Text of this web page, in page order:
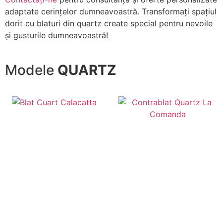
adaptate cerințelor dumneavoastră. Transformați spațiul
dorit cu blaturi din quartz create special pentru nevoile
și gusturile dumneavoastră!
Modele QUARTZ